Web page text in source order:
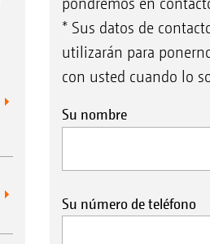
pondremos en
* Sus datos de
utilizarán para
con usted cuando lo
Su nombre
Su número de teléfono